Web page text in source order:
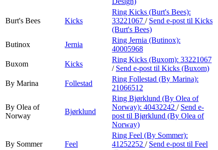
Burt's Bees Kicks
Ring Kicks (Burt's Bees):
33221067 / Send e-post til Kicks
(Burt's Bees)
Butinox
Jernia
Ring Jernia (Butinox):
40005968
Buxom
Kicks
Ring Kicks (Buxom): 33221067
/ Send e-post til Kicks (Buxom)
By Marina
Follestad
Ring Follestad (By Marina):
21066512
By Olea of
Norway
Bjørklund
Ring Bjørklund (By Olea of
Norway): 40432242 / Send e-
post til Bjørklund (By Olea of
Norway)
By Sommer Feel
Ring Feel (By Sommer):
41252252 / Send e-post til Feel